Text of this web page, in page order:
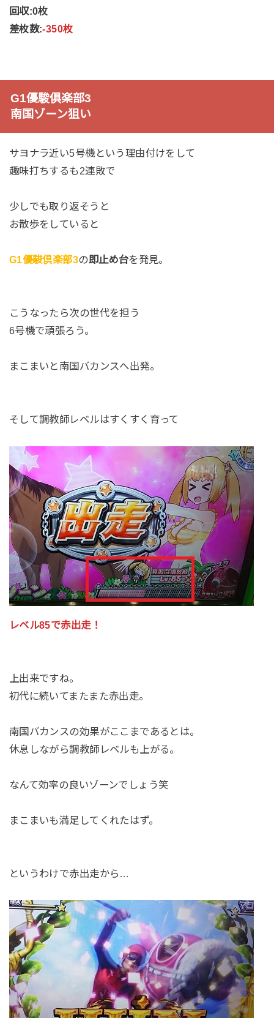
回収:0枚
差枚数:-350枚
G1優駿俱楽部3
南国ゾーン狙い
サヨナラ近い5号機という理由付けをして
趣味打ちするも2連敗で
少しでも取り返そうと
お散歩をしていると
G1優駿倶楽部3の即止め台を発見。
こうなったら次の世代を担う
6号機で頑張ろう。
まこまいと南国バカンスへ出発。
そして調教師レベルはすくすく育って
レベル85で赤出走！
上出来ですね。
初代に続いてまたまた赤出走。
南国バカンスの効果がここまであるとは。
休息しながら調教師レベルも上がる。
なんて効率の良いゾーンでしょう笑
まこまいも満足してくれたはず。
というわけで赤出走から…